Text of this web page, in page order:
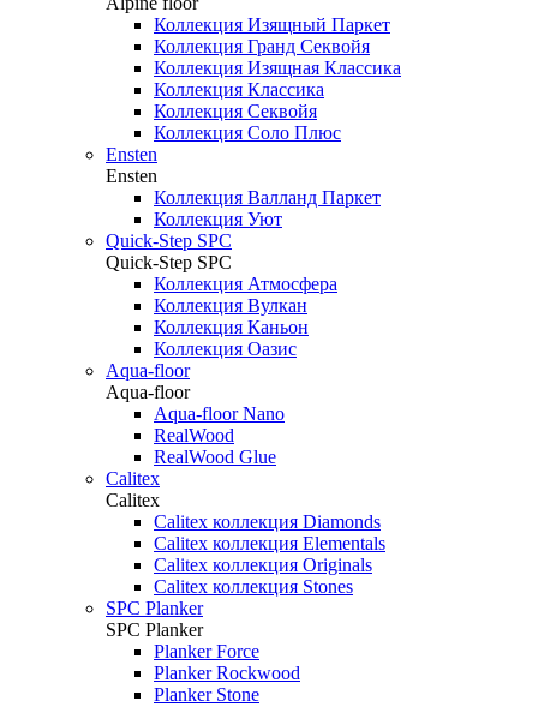
Коллекция Изящный Паркет
Коллекция Гранд Секвойя
Коллекция Изящная Классика
Коллекция Классика
Коллекция Секвойя
Коллекция Соло Плюс
Ensten
Ensten
Коллекция Валланд Паркет
Коллекция Уют
Quick-Step SPC
Quick-Step SPC
Коллекция Атмосфера
Коллекция Вулкан
Коллекция Каньон
Коллекция Оазис
Aqua-floor
Aqua-floor
Aqua-floor Nano
RealWood
RealWood Glue
Calitex
Calitex
Calitex коллекция Diamonds
Calitex коллекция Elementals
Calitex коллекция Originals
Calitex коллекция Stones
SPC Planker
SPC Planker
Planker Force
Planker Rockwood
Planker Stone